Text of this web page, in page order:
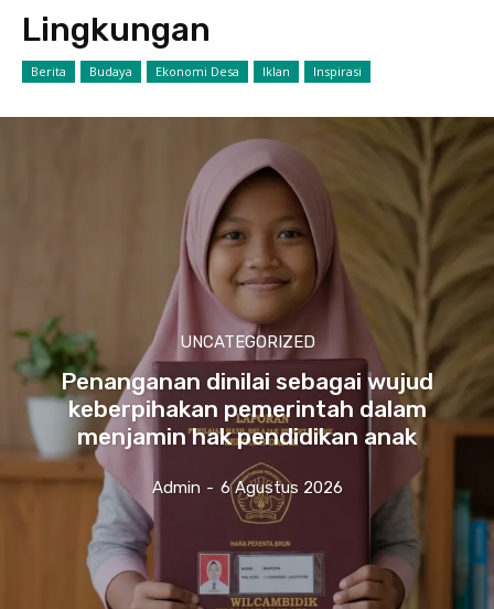
Lingkungan
Berita Budaya Ekonomi Desa Iklan Inspirasi
UNCATEGORIZED
Penanganan dinilai sebagai wujud
keberpihakan pemerintah dalam
menjamin hak pendidikan anak
Admin - 6 Agustus 2026